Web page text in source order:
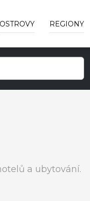
OSTROVY REGIONY
a ubytování.